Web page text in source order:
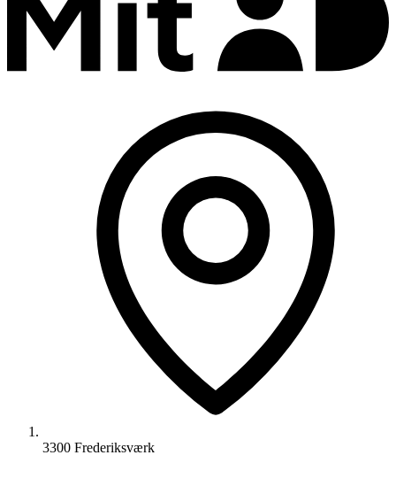
3300 Frederiksværk